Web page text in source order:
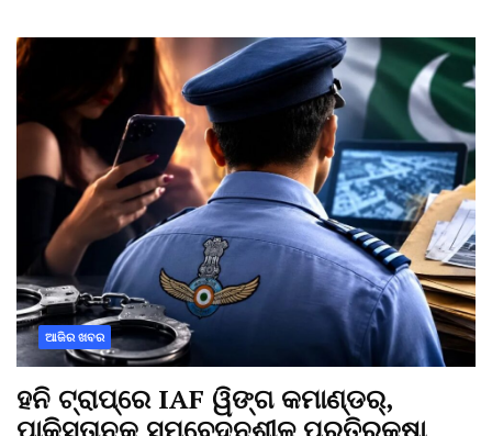
ଆଜିର ଖବର
ହନି ଟ୍ରାପ୍‌ରେ IAF ୱିଙ୍ଗ କମାଣ୍ଡର୍,